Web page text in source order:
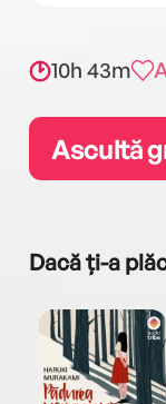
10h 43m
Ascultă
Dacă ți-a